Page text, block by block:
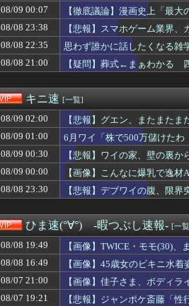
【画像】橋本愛さん(29)、チューブトップ
【朗報】お前らさんが最近した有意義な出
【画像】ネギに豚バラを巻いて焼いただけ
【訃報】ラグビー九州電力所属の選手が熱
【画像】びっくりドンキーうんまああああ
【困惑】久保建英さんって嫌われる要素な
【画像】全盛期の篠崎愛さん、シコすぎる
サザエボンの思い出
【動画】ショートスリーパー堀さん、高須
思わず誰かに話したくなる雑学、なんかあ
【画像】イオンモール熊本、花と色紙と生
【朗報】今のチュニドラさん、下手したら
【動画】国民的人気アイドルのおっぱい◯
家庭内で別居状態のエ口い人妻(37)とラブ
離婚して元嫁が次の仕事見つかるまで養育
【疑問】瀬戸環奈みたいな綺麗な子がAV女
【悲報】チアガールさん←なんでアメリカ
【超朗報】スクールドッグを導入した学
【驚愕】女性の感度は男の７倍 クリトリ
【衝撃】「何というビッグニュース」元
彼女できたことないやつｗｗｗｗｗ
一人暮らし寂しすぎワロタ
08/09 00:07
【徹底議論】漫画史上「最
08/08 23:38
【悲報】スマホゲーム業界
08/08 22:35
思わず誰かに話したくなる雑
08/08 21:00
【疑問】葬式←まぁわかる
キニ速 [一覧]
08/09 02:00
【悲報】グエン、またまた
08/09 01:00
6月ワイ「株で500万儲けた
08/09 00:30
【悲報】ワイの家、壁の裏
08/09 00:00
【画像】こんなに爆乳で逸
08/08 23:30
【悲報】デブワイの腹、限界
ひま速(°∀°) -暇つぶし速報- [一
08/08 19:49
【画像】TWICE・モモ(30)
08/08 16:49
【画像】45歳女のビキニ水着
08/07 21:00
【画像】佳子さま、ボディ
08/07 19:21
【悲報】ジャンポケ斎藤「性